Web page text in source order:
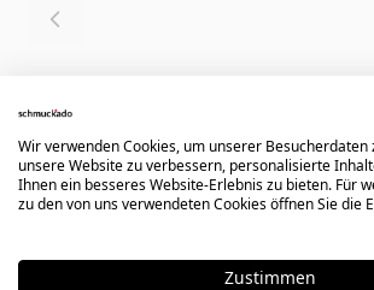
Wir verwenden Cookies, um unserer Besucherdaten
unsere Website zu verbessern, personalisierte
Ihnen ein besseres Website-Erlebnis zu bieten. Für
zu den von uns verwendeten Cookies öffnen Sie die
Zustimmen